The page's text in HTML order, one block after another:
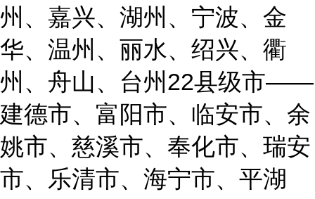
州、嘉兴、湖州、宁波、金
华、温州、丽水、绍兴、衢
州、舟山、台州22县级市——
建德市、富阳市、临安市、余
姚市、慈溪市、奉化市、瑞安
市、乐清市、海宁市、平湖